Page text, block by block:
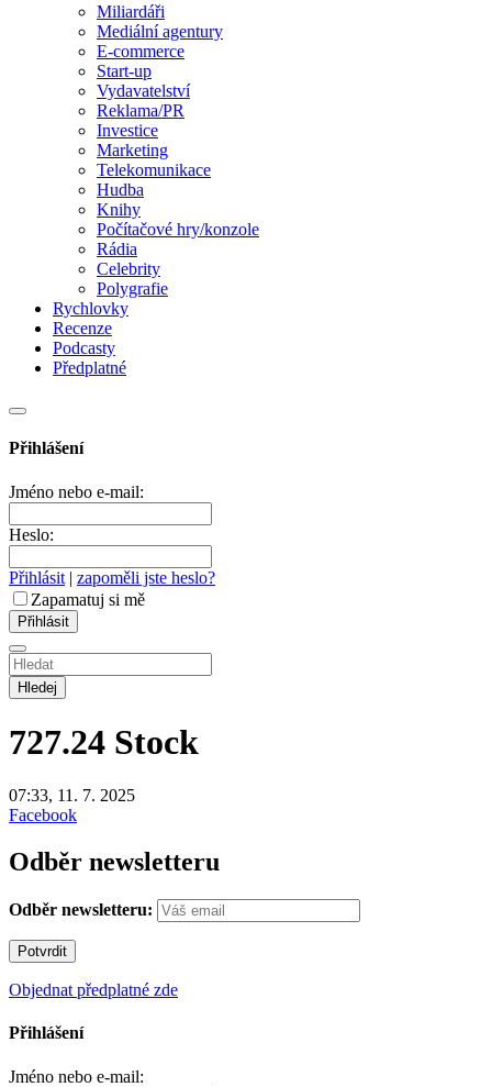
Miliardáři
Mediální agentury
E-commerce
Start-up
Vydavatelství
Reklama/PR
Investice
Marketing
Telekomunikace
Hudba
Knihy
Počítačové hry/konzole
Rádia
Celebrity
Polygrafie
Rychlovky
Recenze
Podcasty
Předplatné
Přihlášení
Jméno nebo e-mail:
Heslo:
Přihlásit | zapoměli jste heslo?
Zapamatuj si mě
Hledej
727.24 Stock
07:33, 11. 7. 2025
Facebook
Odběr newsletteru
Odběr newsletteru:
Objednat předplatné zde
Přihlášení
Jméno nebo e-mail: